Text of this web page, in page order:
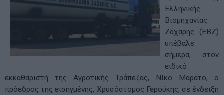
Ελληνικής
Βιομηχανίας
Ζάχαρης (ΕΒΖ)
υπέβαλε
σήμερα, στον
ειδικό
εκκαθαριστή της Αγροτικής Τράπεζας, Νίκο Μαράτο, ο
πρόεδρος της εισηγμένης, Χρυσόστομος Γερούκης, σε ένδειξη